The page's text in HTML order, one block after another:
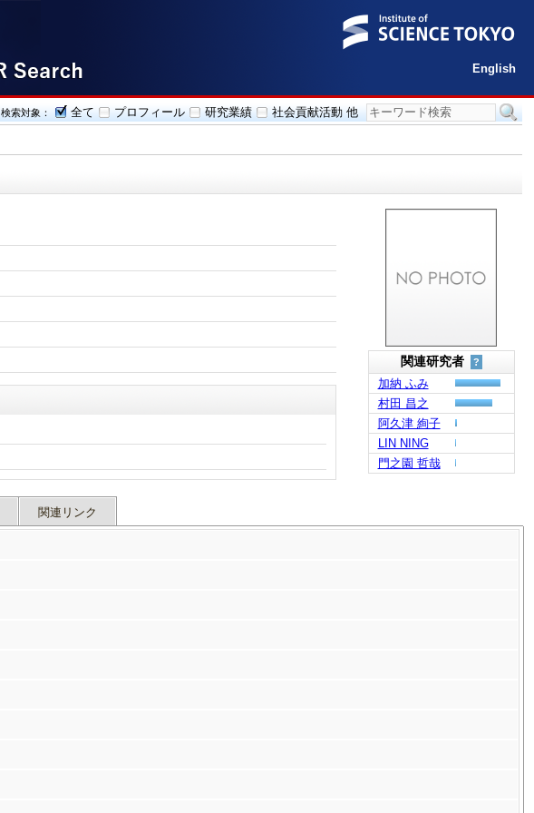
English
検索対象： 全て プロフィール 研究業績 社会貢献活動 他
関連研究者 ?
加納 ふみ
村田 昌之
阿久津 絢子
LIN NING
門之園 哲哉
関連リンク